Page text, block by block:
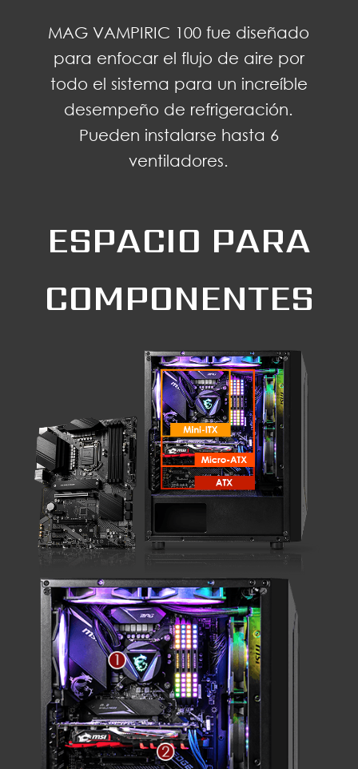
MAG VAMPIRIC 100 fue diseñado
para enfocar el flujo de aire por
todo el sistema para un increíble
desempeño de refrigeración.
Pueden instalarse hasta 6
ventiladores.
ESPACIO PARA
COMPONENTES